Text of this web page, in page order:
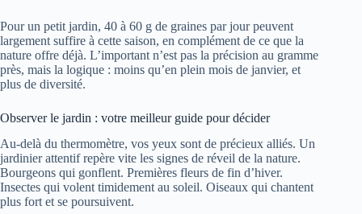
Pour un petit jardin, 40 à 60 g de graines par jour peuvent
largement suffire à cette saison, en complément de ce que la
nature offre déjà. L’important n’est pas la précision au gramme
près, mais la logique : moins qu’en plein mois de janvier, et
plus de diversité.
Observer le jardin : votre meilleur guide pour décider
Au-delà du thermomètre, vos yeux sont de précieux alliés. Un
jardinier attentif repère vite les signes de réveil de la nature.
Bourgeons qui gonflent. Premières fleurs de fin d’hiver.
Insectes qui volent timidement au soleil. Oiseaux qui chantent
plus fort et se poursuivent.